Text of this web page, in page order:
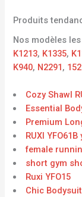
Produits
Nos modèles
K1213, K1335,
K940, N2291,
Cozy Shawl
Essential
Premium
RUXI
female
short gym
Ruxi YFO15
Chic Bodysuit